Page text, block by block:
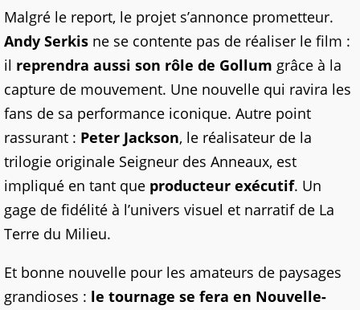
Malgré le report, le projet s’annonce prometteur.
Andy Serkis ne se contente pas de réaliser le film :
il reprendra aussi son rôle de Gollum grâce à la
capture de mouvement. Une nouvelle qui ravira les
fans de sa performance iconique. Autre point
rassurant : Peter Jackson, le réalisateur de la
trilogie originale Seigneur des Anneaux, est
impliqué en tant que producteur exécutif. Un
gage de fidélité à l’univers visuel et narratif de La
Terre du Milieu.
Et bonne nouvelle pour les amateurs de paysages
grandioses : le tournage se fera en Nouvelle-